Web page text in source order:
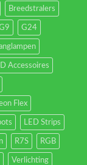
Breedstralers
G24
Accessoires
Flex
LED Strips
R7S RGB
Verlichting